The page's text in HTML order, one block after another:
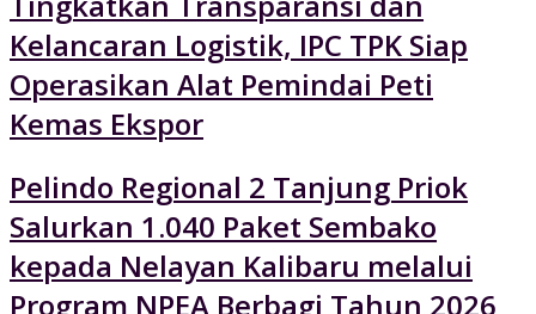
Kelancaran Logistik, IPC TPK Siap
Operasikan Alat Pemindai Peti
Kemas Ekspor
Pelindo Regional 2 Tanjung Priok
Salurkan 1.040 Paket Sembako
kepada Nelayan Kalibaru melalui
Program NPEA Berbagi Tahun 2026